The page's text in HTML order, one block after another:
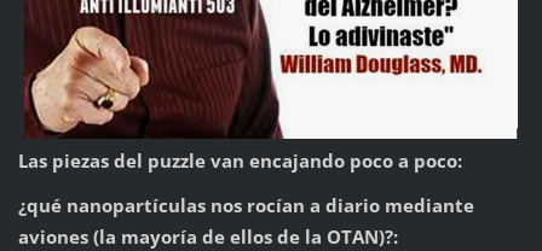
Las piezas del puzzle van encajando poco a poco:
¿qué nanopartículas nos rocían a diario mediante
aviones (la mayoría de ellos de la OTAN)?: